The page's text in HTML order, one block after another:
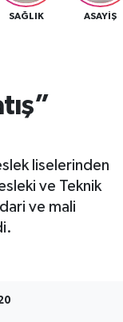
SAĞLIK ASAYİŞ
liselerinden
ve Teknik
ve mali